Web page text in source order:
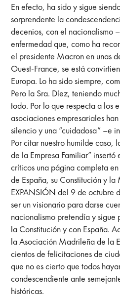
En efecto, ha sido y sigue
sorprendente la
decenios, con el nacionalismo
enfermedad que, como ha
el presidente Macron en unas
Ouest-France, se está
Europa. Lo ha sido siempre,
Pero la Sra. Díez, teniendo
todo. Por lo que respecta a los
asociaciones empresariales
silencio y una “cuidadosa” –e
Por citar nuestro humilde caso,
de la Empresa Familiar” insertó
críticos una página completa
de España, su Constitución y
EXPANSIÓN del 9 de octubre
ser un visionario para darse
nacionalismo pretendía y
la Constitución y con España.
la Asociación Madrileña de la
cientos de felicitaciones de
que no es cierto que todos
condescendiente ante
históricas.